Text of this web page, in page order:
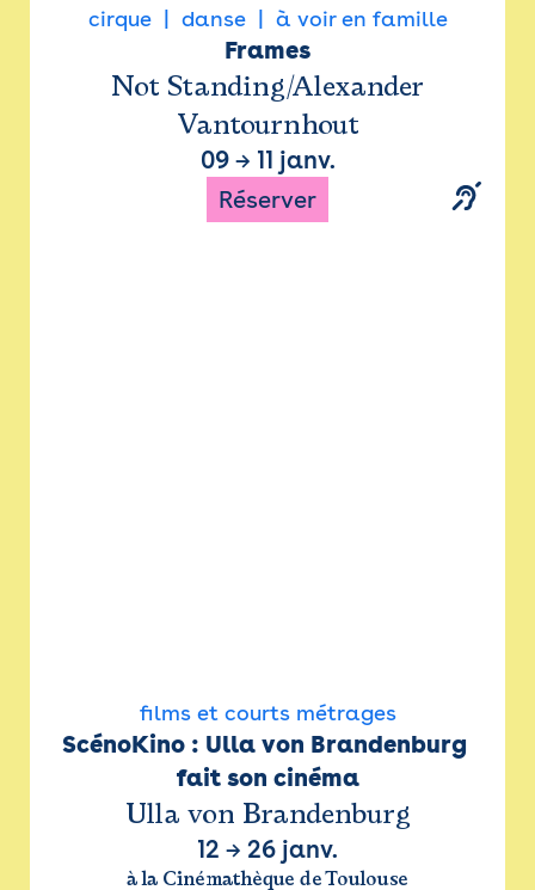
cirque danse à voir en famille
Frames
Not Standing/Alexander
Vantournhout
09→ 11 janv.
Réserver
films et courts métrages
ScénoKino : Ulla von Brandenburg
fait son cinéma
Ulla von Brandenburg
12 → 26 janv.
à la Cinémathèque de Toulouse